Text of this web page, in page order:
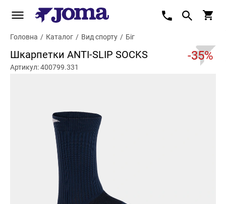
Головна / Каталог / Вид спорту / Біг
Шкарпетки ANTI-SLIP SOCKS -35%
Артикул: 400799.331